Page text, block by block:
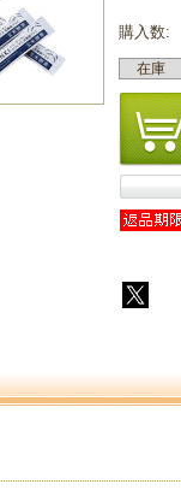
購入数:
在庫